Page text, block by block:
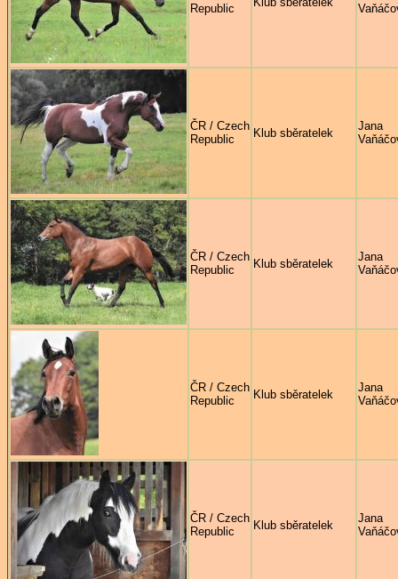
Republic
ČR / Czech
Republic
Klub sběratelek
Jana
ČR / Czech
Republic
Klub sběratelek
Jana
ČR / Czech
Republic
Klub sběratelek
Jana
ČR / Czech
Republic
Klub sběratelek
Jana